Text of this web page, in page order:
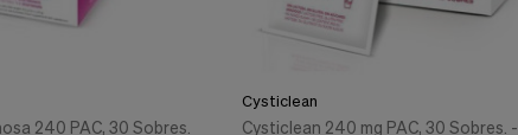
240 PAC, 30 Sobres.
Cysticlean
Cysticlean 240 mg PAC, 30 Sobres. -